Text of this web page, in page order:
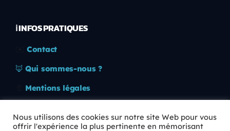
ℹ️ INFOS PRATIQUES
Contact
🦊 Qui sommes-nous ?
Mentions légales
🛡️ RGPD
Nous utilisons des cookies sur notre site Web pour vous
offrir l'expérience la plus pertinente en mémorisant